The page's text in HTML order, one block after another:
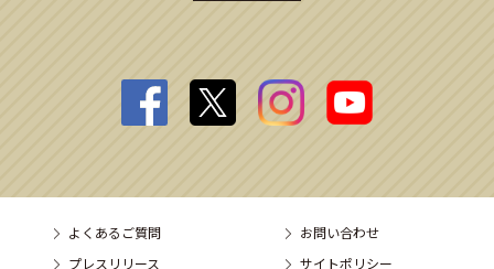
よくあるご質問
お問い合わせ
プレスリリース
サイトポリシー